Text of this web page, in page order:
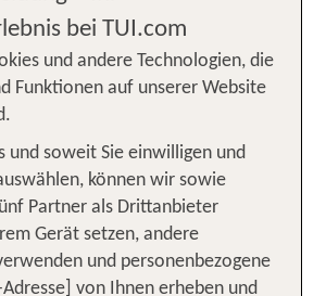
wie Paleokastritsa, wo
an steilen Felsen klatschen, und
Aussicht auf die Vlacherna-
die Mausinsel begeistert.
Korfu hat eine
die bis in die Antike
birgt verborgene Schätze wie den
bei TUI.com
und andere Technologien, die
Funktionen auf unserer Website
und soweit Sie einwilligen und
können wir sowie
Partner als Drittanbieter
Gerät setzen, andere
und personenbezogene
von Ihnen erheben und